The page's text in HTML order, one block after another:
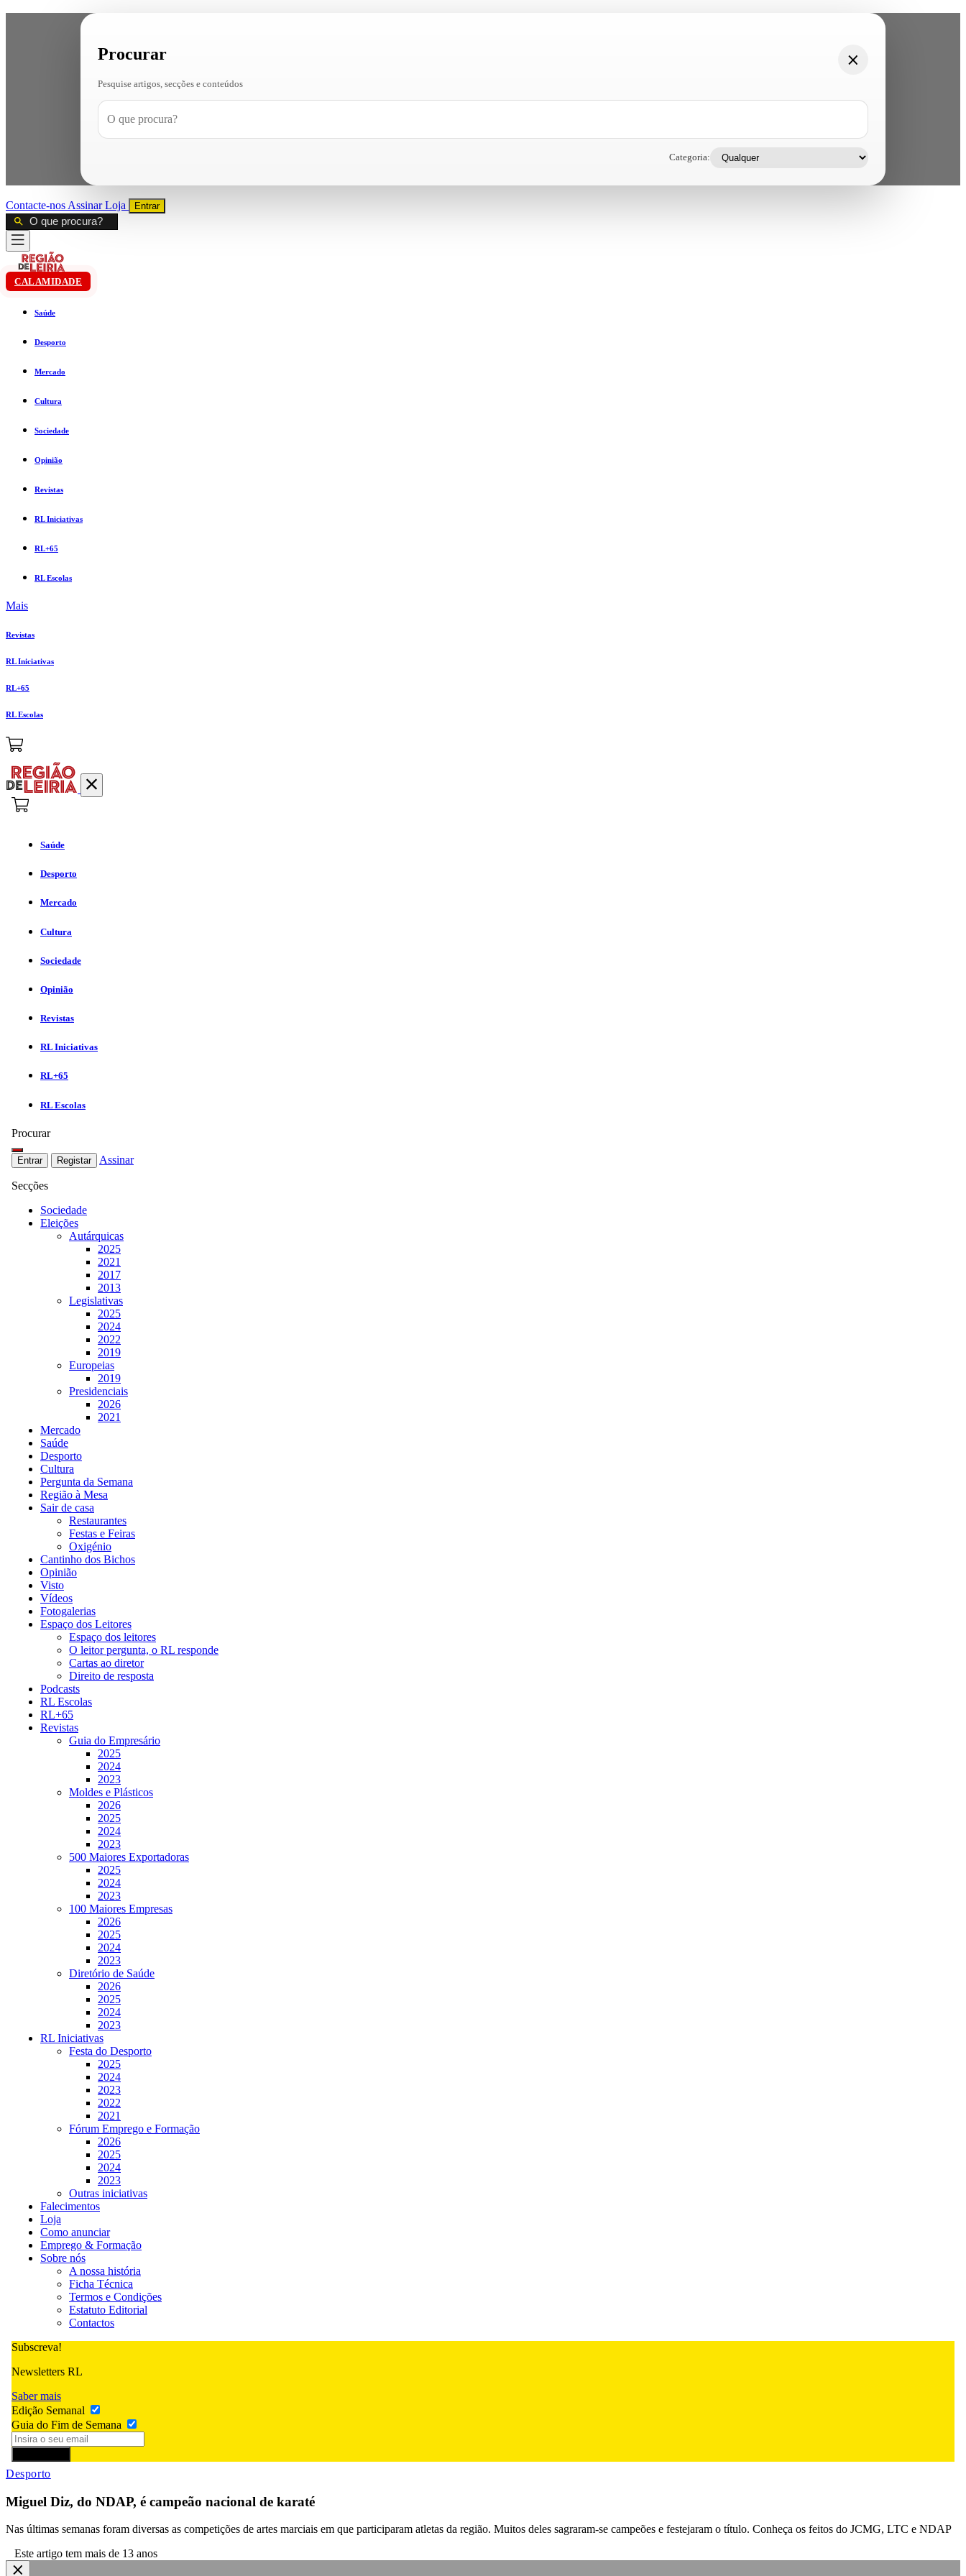
Procurar
Pesquise artigos, secções e conteúdos
Categoria:
Contacte-nos AssinarLoja Entrar
CALAMIDADE
Saúde
Desporto
Mercado
Cultura
Sociedade
Opinião
Revistas
RL Iniciativas
RL+65
RL Escolas
Mais
Revistas
RL Iniciativas
RL+65
RL Escolas
Saúde
Desporto
Mercado
Cultura
Sociedade
Opinião
Revistas
RL Iniciativas
RL+65
RL Escolas
Procurar
Entrar Registar Assinar
Secções
Sociedade
Eleições
Autárquicas
2025
2021
2017
2013
Legislativas
2025
2024
2022
2019
Europeias
2019
Presidenciais
2026
2021
Mercado
Saúde
Desporto
Cultura
Pergunta da Semana
Região à Mesa
Sair de casa
Restaurantes
Festas e Feiras
Oxigénio
Cantinho dos Bichos
Opinião
Visto
Vídeos
Fotogalerias
Espaço dos Leitores
Espaço dos leitores
O leitor pergunta, o RL responde
Cartas ao diretor
Direito de resposta
Podcasts
RL Escolas
RL+65
Revistas
Guia do Empresário
2025
2024
2023
Moldes e Plásticos
2026
2025
2024
2023
500 Maiores Exportadoras
2025
2024
2023
100 Maiores Empresas
2026
2025
2024
2023
Diretório de Saúde
2026
2025
2024
2023
RL Iniciativas
Festa do Desporto
2025
2024
2023
2022
2021
Fórum Emprego e Formação
2026
2025
2024
2023
Outras iniciativas
Falecimentos
Loja
Como anunciar
Emprego & Formação
Sobre nós
A nossa história
Ficha Técnica
Termos e Condições
Estatuto Editorial
Contactos
Subscreva!
Newsletters RL
Saber mais
Edição Semanal
Guia do Fim de Semana
Desporto
Miguel Diz, do NDAP, é campeão nacional de karaté
Nas últimas semanas foram diversas as competições de artes marciais em que participaram atletas da região. Muitos deles sagraram-se campeões e festejaram o título. Conheça os feitos do JCMG, LTC e NDAP
Este artigo tem mais de 13 anos